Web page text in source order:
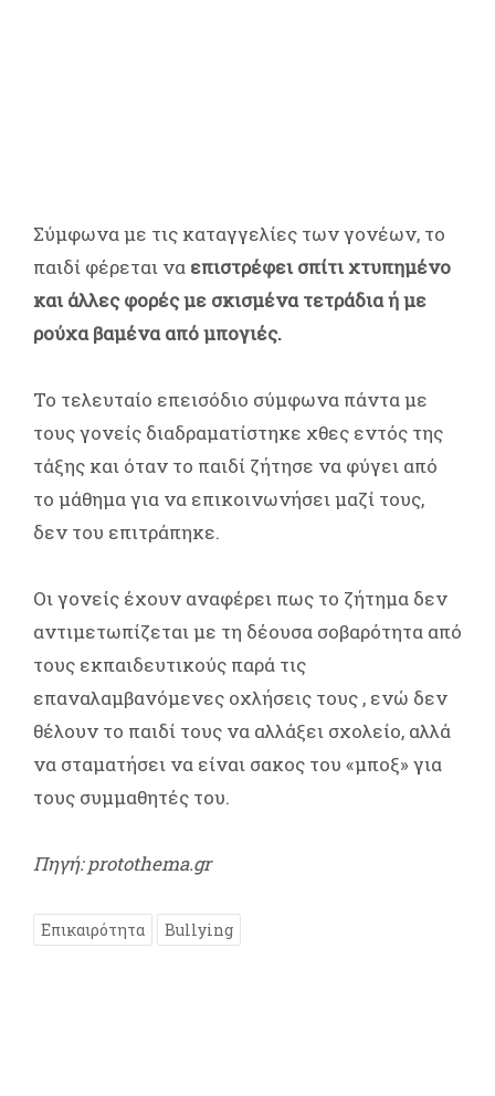
Σύμφωνα με τις καταγγελίες των γονέων, το
παιδί φέρεται να επιστρέφει σπίτι χτυπημένο
και άλλες φορές με σκισμένα τετράδια ή με
ρούχα βαμένα από μπογιές.
Το τελευταίο επεισόδιο σύμφωνα πάντα με
τους γονείς διαδραματίστηκε χθες εντός της
τάξης και όταν το παιδί ζήτησε να φύγει από
το μάθημα για να επικοινωνήσει μαζί τους,
δεν του επιτράπηκε.
Οι γονείς έχουν αναφέρει πως το ζήτημα δεν
αντιμετωπίζεται με τη δέουσα σοβαρότητα από
τους εκπαιδευτικούς παρά τις
επαναλαμβανόμενες οχλήσεις τους , ενώ δεν
θέλουν το παιδί τους να αλλάξει σχολείο, αλλά
να σταματήσει να είναι σακος του «μποξ» για
τους συμμαθητές του.
Πηγή: protothema.gr
Επικαιρότητα Bullying